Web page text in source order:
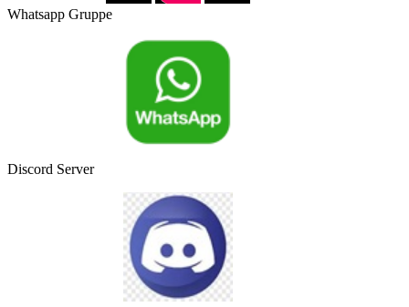
Whatsapp Gruppe
Discord Server